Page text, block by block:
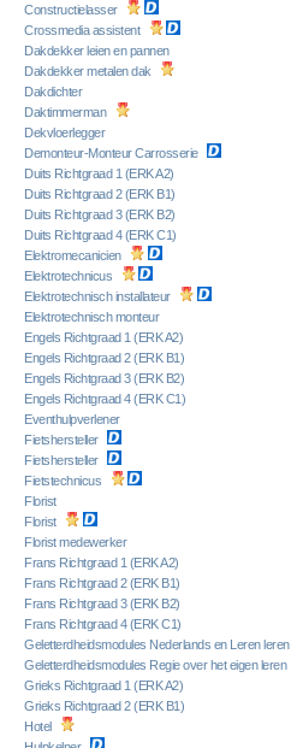
Constructielasser
Crossmedia assistent
Dakdekker leien en pannen
Dakdekker metalen dak
Dakdichter
Daktimmerman
Dekvloerlegger
Demonteur-Monteur Carrosserie
Duits Richtgraad 1 (ERK A2)
Duits Richtgraad 2 (ERK B1)
Duits Richtgraad 3 (ERK B2)
Duits Richtgraad 4 (ERK C1)
Elektromecanicien
Elektrotechnicus
Elektrotechnisch installateur
Elektrotechnisch monteur
Engels Richtgraad 1 (ERK A2)
Engels Richtgraad 2 (ERK B1)
Engels Richtgraad 3 (ERK B2)
Engels Richtgraad 4 (ERK C1)
Eventhulpverlener
Fietshersteller
Fietshersteller
Fietstechnicus
Florist
Florist
Florist medewerker
Frans Richtgraad 1 (ERK A2)
Frans Richtgraad 2 (ERK B1)
Frans Richtgraad 3 (ERK B2)
Frans Richtgraad 4 (ERK C1)
Geletterdheidsmodules Nederlands en Leren leren
Geletterdheidsmodules Regie over het eigen leren
Grieks Richtgraad 1 (ERK A2)
Grieks Richtgraad 2 (ERK B1)
Hotel